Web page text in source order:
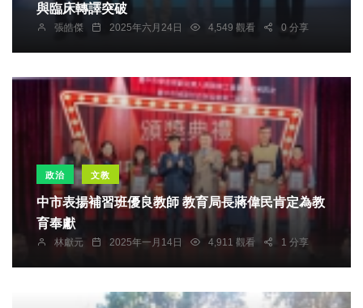
與臨床轉譯突破
張皓傑 2025年六月24日 4,549 觀看 0 分享
政治 文教
中市表揚補習班優良教師 教育局長蔣偉民肯定為教
育奉獻
林獻元 2025年一月14日 4,911 觀看 1 分享